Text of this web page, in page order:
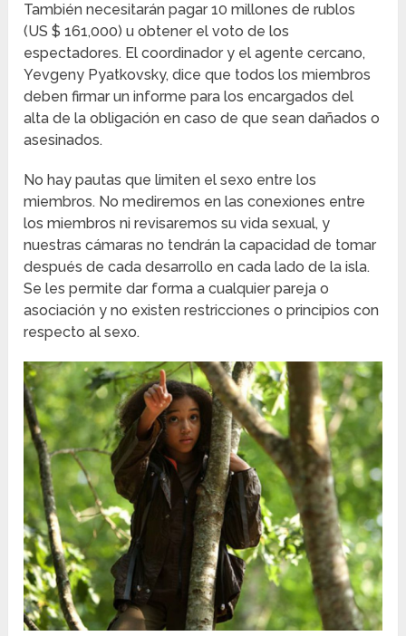
También necesitarán pagar 10 millones de rublos
(US $ 161,000) u obtener el voto de los
espectadores. El coordinador y el agente cercano,
Yevgeny Pyatkovsky, dice que todos los miembros
deben firmar un informe para los encargados del
alta de la obligación en caso de que sean dañados o
asesinados.
No hay pautas que limiten el sexo entre los
miembros. No mediremos en las conexiones entre
los miembros ni revisaremos su vida sexual, y
nuestras cámaras no tendrán la capacidad de tomar
después de cada desarrollo en cada lado de la isla.
Se les permite dar forma a cualquier pareja o
asociación y no existen restricciones o principios con
respecto al sexo.